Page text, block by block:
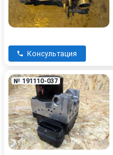
Консультация
№ 191110-037